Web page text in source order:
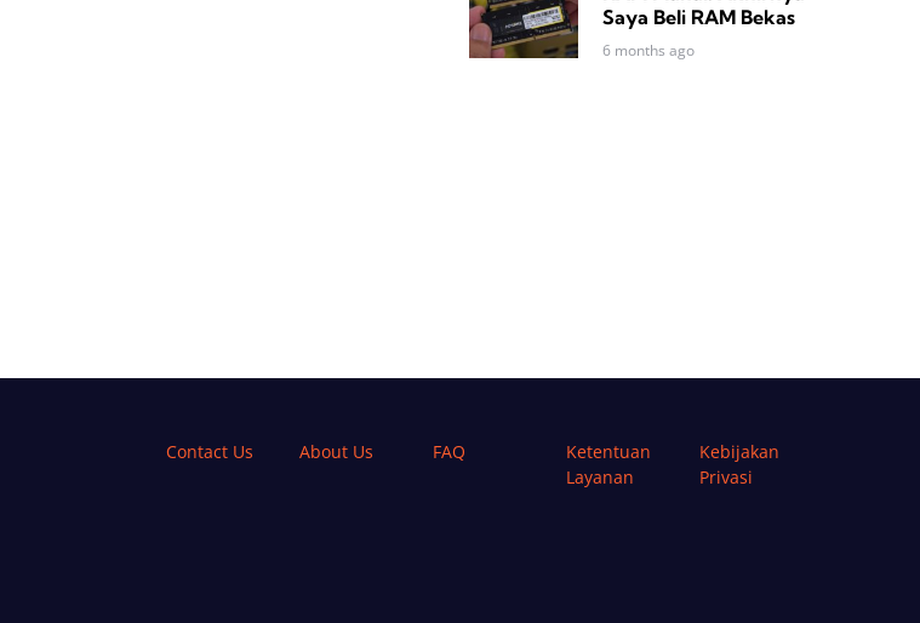
Saya Beli RAM Bekas
6 months ago
Contact Us About Us FAQ
Ketentuan
Layanan
Kebijakan
Privasi